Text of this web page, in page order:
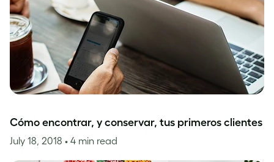
Cómo encontrar, y conservar, tus primeros clientes
July 18, 2018 • 4 min read